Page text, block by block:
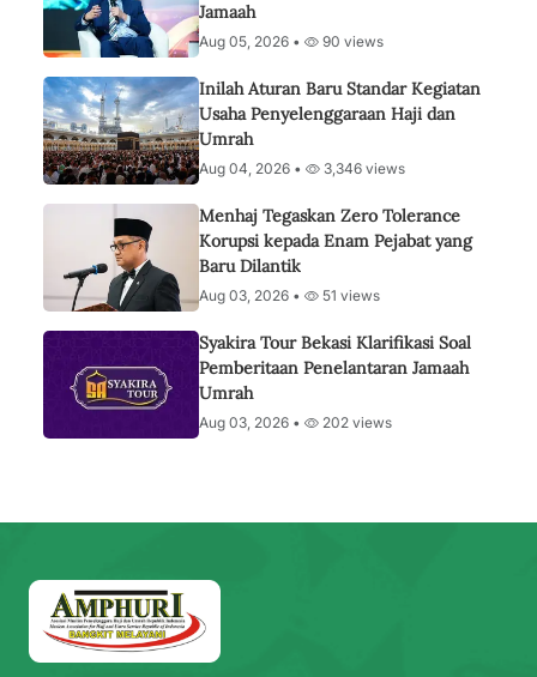
Jamaah
Aug 05, 2026 • 90 views
Inilah Aturan Baru Standar Kegiatan
Usaha Penyelenggaraan Haji dan
Umrah
Aug 04, 2026 • 3,346 views
Menhaj Tegaskan Zero Tolerance
Korupsi kepada Enam Pejabat yang
Baru Dilantik
Aug 03, 2026 • 51 views
Syakira Tour Bekasi Klarifikasi Soal
Pemberitaan Penelantaran Jamaah
Umrah
Aug 03, 2026 • 202 views